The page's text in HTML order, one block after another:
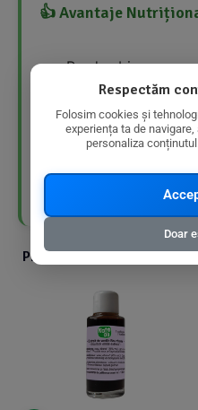
👍 Avantaje
Produs bio
Fără OMG
Fără tratament de
Aroma naturală de
Produse din aceeasi
Respectăm
Folosim cookies și
experiența ta de
personaliza
Doar